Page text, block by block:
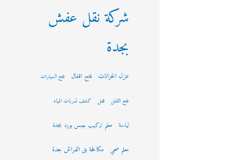
شركة نقل عفش
بجدة
عزل الخزانات فتح اقفال فتح السيارات
فتح القفل قفل كشف تسربات المياه
لياسة معلم تركيب جبس بورد بجدة
معلم صحي مكافحة بق الفراش جدة